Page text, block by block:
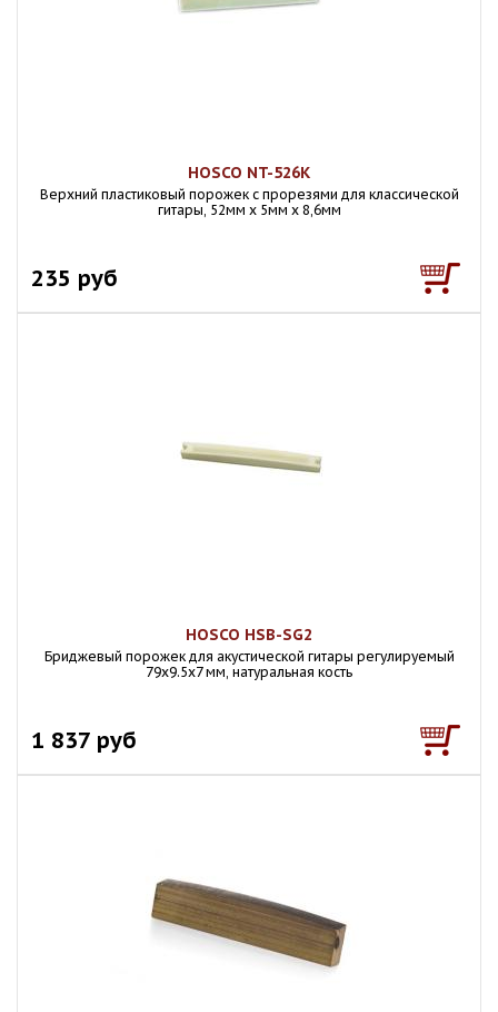
HOSCO NT-526K
Верхний пластиковый порожек с прорезями для классической
гитары, 52мм х 5мм х 8,6мм
235 руб
HOSCO HSB-SG2
Бриджевый порожек для акустической гитары регулируемый
79x9.5x7 мм, натуральная кость
1 837 руб